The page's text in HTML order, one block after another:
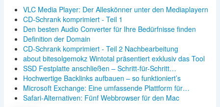
VLC Media Player: Der Alleskönner unter den Mediaplayern
CD-Schrank komprimiert - Teil 1
Den besten Audio Converter für Ihre Bedürfnisse finden
Definition der Domain
CD-Schrank komprimiert - Teil 2 Nachbearbeitung
about bitesolgemokz Wintotal präsentiert exklusiv das Tool
SSD Festplatte anschließen – Schritt-für-Schritt…
Hochwertige Backlinks aufbauen – so funktioniert’s
Microsoft Exchange: Eine umfassende Plattform für…
Safari-Alternativen: Fünf Webbrowser für den Mac